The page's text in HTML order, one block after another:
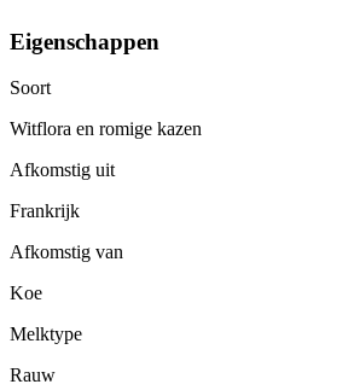
Eigenschappen
Soort
Witflora en romige kazen
Afkomstig uit
Frankrijk
Afkomstig van
Koe
Melktype
Rauw